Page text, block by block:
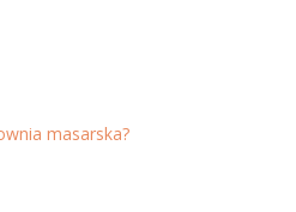
masarska?